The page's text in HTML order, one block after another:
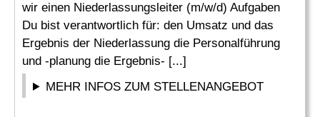
wir einen Niederlassungsleiter (m/w/d) Aufgaben
Du bist verantwortlich für: den Umsatz und das
Ergebnis der Niederlassung die Personalführung
und -planung die Ergebnis- [...]
MEHR INFOS ZUM STELLENANGEBOT